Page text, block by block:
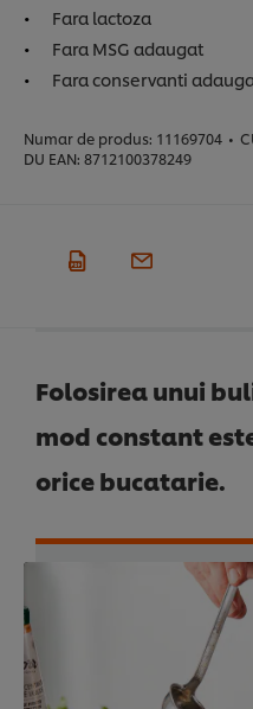
Fara lactoza
Fara MSG adaugat
Fara conservanti
Numar de produs: 11169704 •
DU EAN: 8712100378249
Folosirea unui
mod constant
orice bucatarie.